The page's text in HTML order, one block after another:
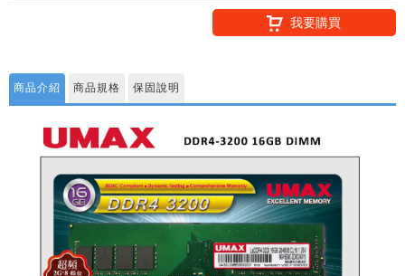
我要購買
商品介紹 商品規格 保固說明